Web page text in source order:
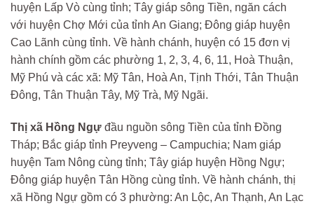
huyện Lấp Vò cùng tỉnh; Tây giáp sông Tiền, ngăn cách
với huyện Chợ Mới của tỉnh An Giang; Đông giáp huyện
Cao Lãnh cùng tỉnh. Về hành chánh, huyện có 15 đơn vị
hành chính gồm các phường 1, 2, 3, 4, 6, 11, Hoà Thuận,
Mỹ Phú và các xã: Mỹ Tân, Hoà An, Tịnh Thới, Tân Thuận
Đông, Tân Thuận Tây, Mỹ Trà, Mỹ Ngãi.
Thị xã Hồng Ngự đầu nguồn sông Tiền của tỉnh Đồng
Tháp; Bắc giáp tỉnh Preyveng – Campuchia; Nam giáp
huyện Tam Nông cùng tỉnh; Tây giáp huyện Hồng Ngự;
Đông giáp huyện Tân Hồng cùng tỉnh. Về hành chánh, thị
xã Hồng Ngự gồm có 3 phường: An Lộc, An Thạnh, An Lạc